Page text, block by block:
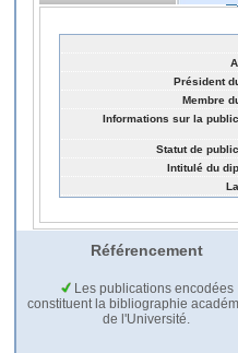
Président
Membre
Informations sur la
Statut de
Intitulé du
Référencement
Les publications encodées
constituent la bibliographie
de l'Université.